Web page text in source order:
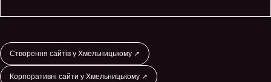
Створення сайтів у Хмельницькому ↗
Корпоративні сайти у Хмельницькому ↗